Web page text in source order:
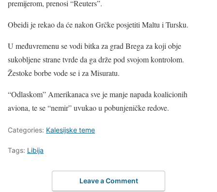
premijerom, prenosi “Reuters”.
Obeidi je rekao da će nakon Grčke posjetiti Maltu i Tursku.
U međuvremenu se vodi bitka za grad Brega za koji obje
sukobljene strane tvrde da ga drže pod svojom kontrolom.
Žestoke borbe vode se i za Misuratu.
“Odlaskom” Amerikanaca sve je manje napada koalicionih
aviona, te se “nemir” uvukao u pobunjeničke redove.
Categories: Kalesijske teme
Tags: Libija
Leave a Comment